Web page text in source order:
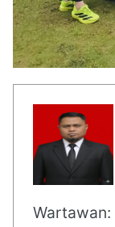
Wartawan: